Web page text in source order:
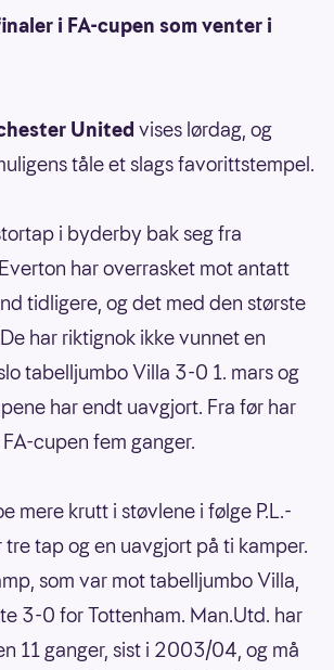
i FA-cupen som venter i
United vises lørdag, og
tåle et slags favorittstempel.
i byderby bak seg fra
har overrasket mot antatt
tidligere, og det med den største
har riktignok ikke vunnet en
tabelljumbo Villa 3-0 1. mars og
har endt uavgjort. Fra før har
cupen fem ganger.
mere krutt i støvlene i følge P.L.-
tap og en uavgjort på ti kamper.
som var mot tabelljumbo Villa,
3-0 for Tottenham. Man.Utd. har
11 ganger, sist i 2003/04, og må